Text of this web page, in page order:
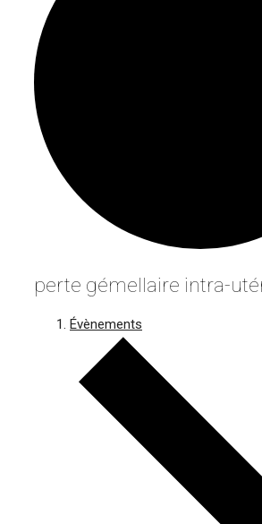
perte gémellaire intra-
Évènements